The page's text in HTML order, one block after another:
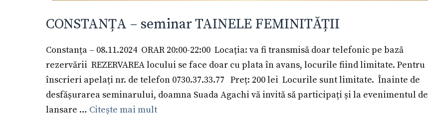
CONSTANȚA – seminar TAINELE FEMINITĂȚII
Constanța – 08.11.2024 ORAR 20:00-22:00 Locația: va fi transmisă doar telefonic pe bază
rezervării REZERVAREA locului se face doar cu plata în avans, locurile fiind limitate. Pentru
înscrieri apelați nr. de telefon 0730.37.33.77 Preț: 200 lei Locurile sunt limitate. Înainte de
desfășurarea seminarului, doamna Suada Agachi vă invită să participați și la evenimentul de
lansare … Citește mai mult